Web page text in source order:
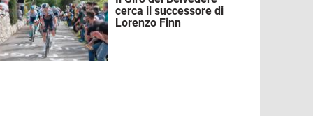
cerca il successore di
Lorenzo Finn